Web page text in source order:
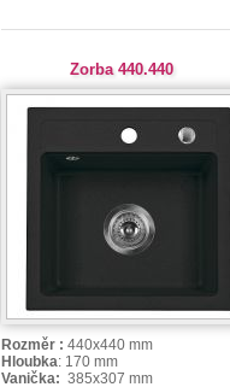
Zorba 440.440
Rozměr : 440x440 mm
Hloubka: 170 mm
Vanička: 385x307 mm